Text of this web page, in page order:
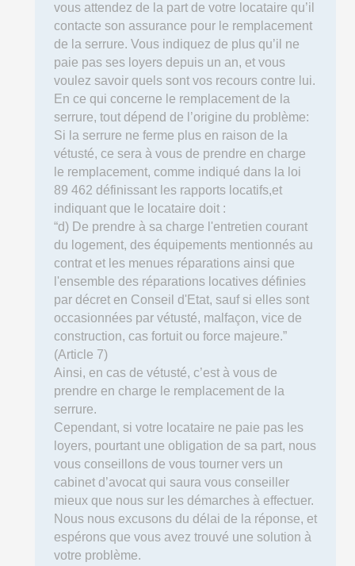
vous attendez de la part de votre locataire qu’il
contacte son assurance pour le remplacement
de la serrure. Vous indiquez de plus qu’il ne
paie pas ses loyers depuis un an, et vous
voulez savoir quels sont vos recours contre lui.
En ce qui concerne le remplacement de la
serrure, tout dépend de l’origine du problème:
Si la serrure ne ferme plus en raison de la
vétusté, ce sera à vous de prendre en charge
le remplacement, comme indiqué dans la loi
89 462 définissant les rapports locatifs,et
indiquant que le locataire doit :
“d) De prendre à sa charge l'entretien courant
du logement, des équipements mentionnés au
contrat et les menues réparations ainsi que
l'ensemble des réparations locatives définies
par décret en Conseil d'Etat, sauf si elles sont
occasionnées par vétusté, malfaçon, vice de
construction, cas fortuit ou force majeure.”
(Article 7)
Ainsi, en cas de vétusté, c’est à vous de
prendre en charge le remplacement de la
serrure.
Cependant, si votre locataire ne paie pas les
loyers, pourtant une obligation de sa part, nous
vous conseillons de vous tourner vers un
cabinet d’avocat qui saura vous conseiller
mieux que nous sur les démarches à effectuer.
Nous nous excusons du délai de la réponse, et
espérons que vous avez trouvé une solution à
votre problème.